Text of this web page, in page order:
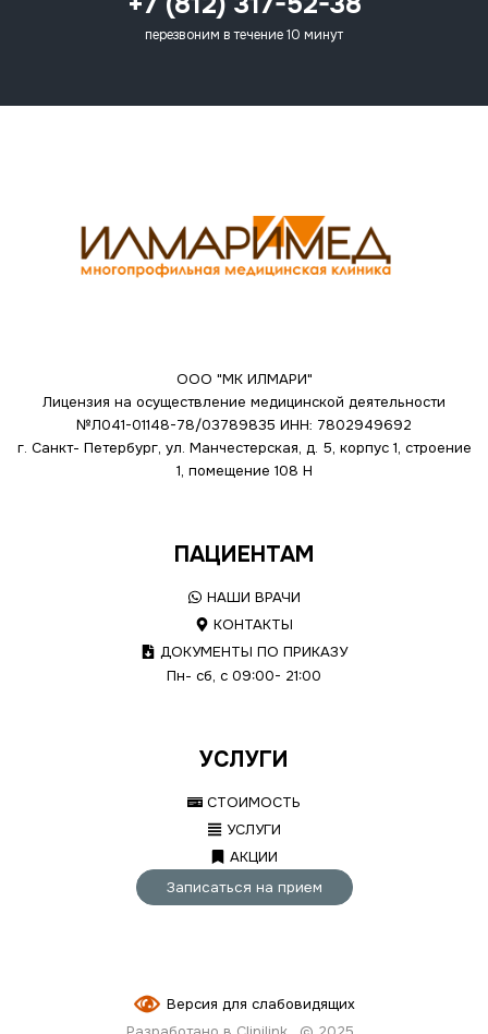
перезвоним в течение 10 минут
ООО "МК ИЛМАРИ"
Лицензия на осуществление медицинской деятельности
№Л041-01148-78/03789835 ИНН: 7802949692
г. Санкт- Петербург, ул. Манчестерская, д. 5, корпус 1, строение
1, помещение 108 Н
ПАЦИЕНТАМ
НАШИ ВРАЧИ
КОНТАКТЫ
ДОКУМЕНТЫ ПО ПРИКАЗУ
Пн- сб, с 09:00- 21:00
УСЛУГИ
СТОИМОСТЬ
УСЛУГИ
АКЦИИ
Записаться на прием
Версия для слабовидящих